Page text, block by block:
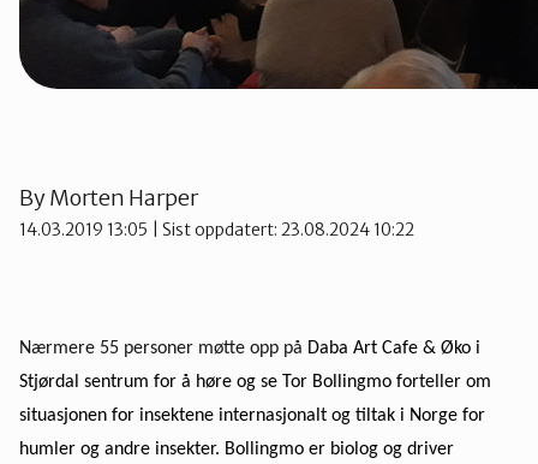
Steinkjer
Trøndelag
Verdal
ByMorten Harper
14.03.2019 13:05 | Sist oppdatert: 23.08.2024 10:22
Nærmere 55 personer møtte opp på Daba Art Cafe & Øko i
Stjørdal sentrum for å høre og se Tor Bollingmo forteller om
situasjonen for insektene internasjonalt og tiltak i Norge for
humler og andre insekter. Bollingmo er biolog og driver